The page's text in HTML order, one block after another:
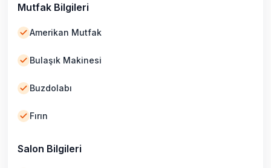
Mutfak Bilgileri
Amerikan Mutfak
Bulaşık Makinesi
Buzdolabı
Fırın
Salon Bilgileri